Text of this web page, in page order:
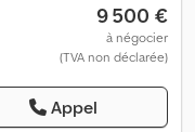
9 500 €
à négocier
(TVA non déclarée)
Appel